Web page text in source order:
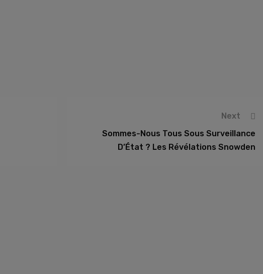
Next
Sommes-Nous Tous Sous Surveillance
D’État ? Les Révélations Snowden